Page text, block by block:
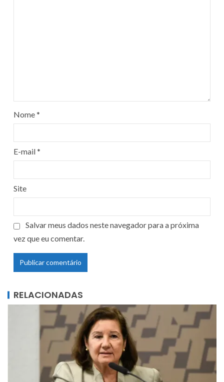
Nome*
E-mail*
Site
Salvar meus dados neste navegador para a próxima
vez que eu comentar.
RELACIONADAS